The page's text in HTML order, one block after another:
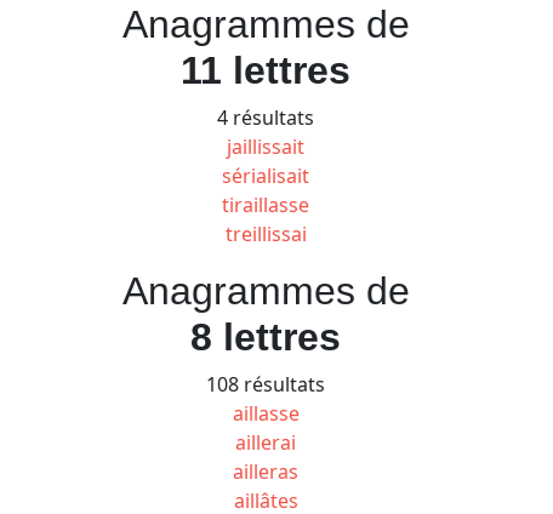
Anagrammes de
11 lettres
4 résultats
jaillissait
sérialisait
tiraillasse
treillissai
Anagrammes de
8 lettres
108 résultats
aillasse
aillerai
ailleras
aillâtes